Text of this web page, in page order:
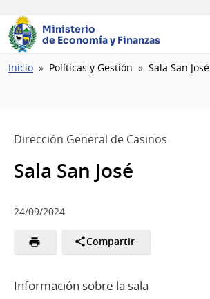
Ministerio
de Economía y Finanzas
Ruta
Inicio Políticas y Gestión Sala San José
Dirección General de Casinos
Sala San José
24/09/2024
Compartir
Información sobre la sala